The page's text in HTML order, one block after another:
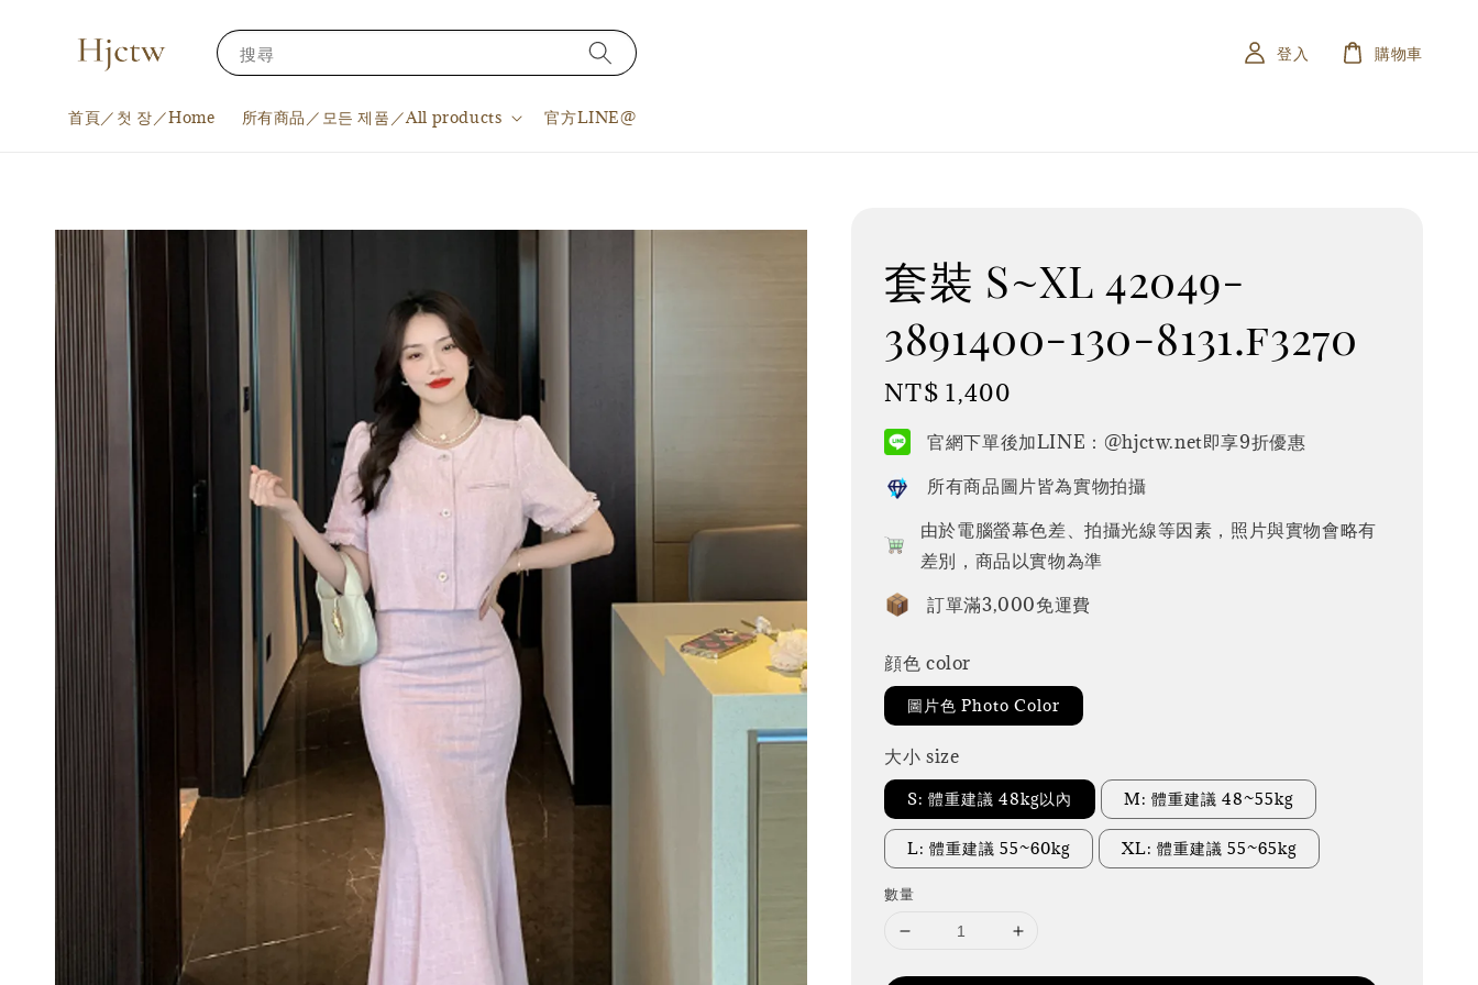
搜尋
首頁／첫 장／Home 所有商品／모든 제품／All products 官方LINE@
登入 購物車
套裝 S~XL 42049-
3891400-130-8131.f3270
Regular
price
NT$ 1,400
官網下單後加LINE：@hjctw.net即享9折優惠
所有商品圖片皆為實物拍攝
由於電腦螢幕色差、拍攝光線等因素，照片與實物會略有
差別，商品以實物為準
訂單滿3,000免運費
顔色 color
圖片色 Photo Color
大小 size
S: 體重建議 48kg以內 M: 體重建議 48~55kg
L: 體重建議 55~60kg XL: 體重建議 55~65kg
數量